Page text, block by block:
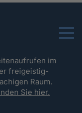
Menu
im
freigeistig-
Raum.
Sie hier.